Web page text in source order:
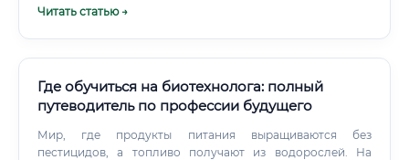
Читать статью →
Где обучиться на биотехнолога: полный
путеводитель по профессии будущего
Мир, где продукты питания выращиваются без
пестицидов, а топливо получают из водорослей. На